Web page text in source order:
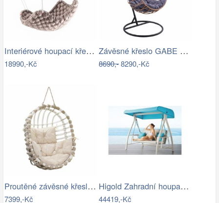
Interiérové houpací křeslo Swingy In…
18990,-Kč
Závěsné křeslo GABE Tempo Kondela
8690,-8290,-Kč
Proutěné závěsné křeslo Lena, bílý rám…
7399,-Kč
Higold Zahradní houpačka HIGOLD Nofi…
44419,-Kč